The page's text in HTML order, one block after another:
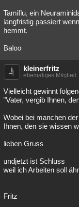
Tamiflu, ein
langfristig passiert
hemmt.
Baloo
kleinerfritz
ehemaliges Mitglied
Vielleicht gewinnt
"Vater, vergib Ihnen,
Wobei bei manchen
Ihnen, den sie wissen
lieben Gruss
undjetzt ist Schluss
weil ich Arbeiten soll
Fritz